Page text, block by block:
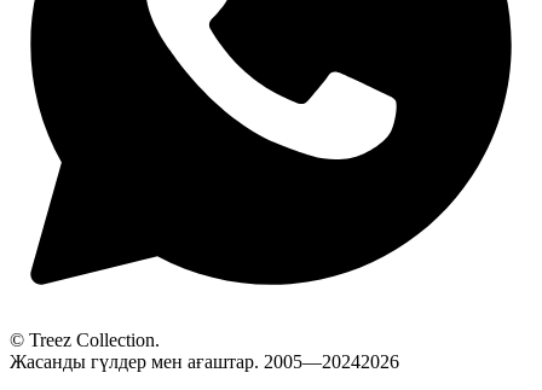
© Treez Collection.
Жасанды гүлдер мен ағаштар. 2005—20242026